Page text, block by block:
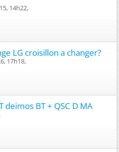
14h22,
LG croisillon a changer?
17h18,
deimos BT + QSC D MA